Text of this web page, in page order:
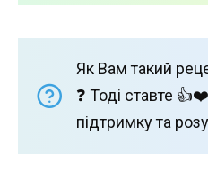
Як Вам такий
❓ Тоді ставте
підтримку та